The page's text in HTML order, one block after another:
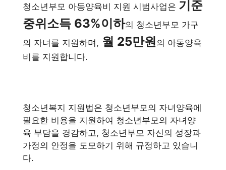
청소년부모 아동양육비 지원 시범사업은 기준
중위소득 63%이하의 청소년부모 가구
의 자녀를 지원하며, 월 25만원의 아동양육
비를 지원합니다.
청소년복지 지원법은 청소년부모의 자녀양육에
필요한 비용을 지원하여 청소년부모의 자녀양
육 부담을 경감하고, 청소년부모 자신의 성장과
가정의 안정을 도모하기 위해 규정하고 있습니
다.